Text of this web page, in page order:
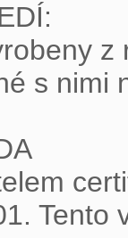
s nimi
Tento